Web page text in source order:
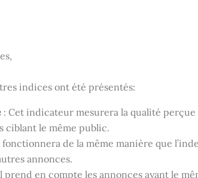
indices ont été présentés:
: Cet indicateur mesurera la qualité perçue
ciblant le même public.
fonctionnera de la même manière que
annonces.
prend en compte les annonces ayant le